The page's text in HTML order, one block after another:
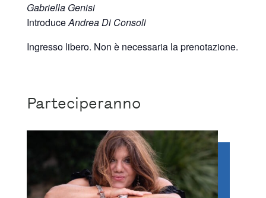
Gabriella Genisi
IntroduceAndrea Di Consoli
Ingresso libero. Non è necessaria la prenotazione.
Parteciperanno